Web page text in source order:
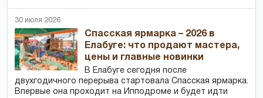
30 июля 2026
Спасская ярмарка – 2026 в
Елабуге: что продают мастера,
цены и главные новинки
В Елабуге сегодня после
двухгодичного перерыва стартовала Спасская ярмарка.
Впервые она проходит на Ипподроме и будет идти